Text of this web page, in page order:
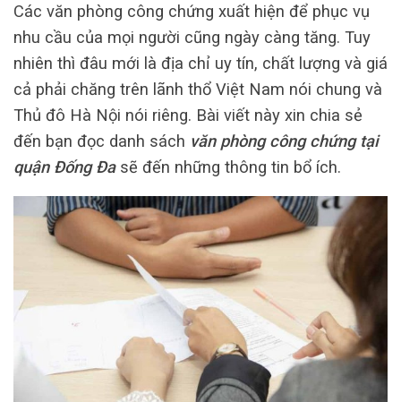
Các văn phòng công chứng xuất hiện để phục vụ
nhu cầu của mọi người cũng ngày càng tăng. Tuy
nhiên thì đâu mới là địa chỉ uy tín, chất lượng và giá
cả phải chăng trên lãnh thổ Việt Nam nói chung và
Thủ đô Hà Nội nói riêng. Bài viết này xin chia sẻ
đến bạn đọc danh sách văn phòng công chứng tại
quận Đống Đasẽ đến những thông tin bổ ích.